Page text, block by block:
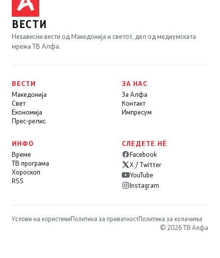
ВЕСТИ
Независни вести од Македонија и светот, дел од медиумската
мрежа ТВ Алфа.
ВЕСТИ
Македонија
Свет
Економија
Прес-релис
ЗА НАС
За Алфа
Контакт
Импресум
ИНФО
Време
ТВ програма
Хороскоп
RSS
СЛЕДЕТЕ НÉ
Facebook
X / Twitter
YouTube
Instagram
Услови на користењеПолитика за приватностПолитика за колачиња
© 2026 ТВ Алфа